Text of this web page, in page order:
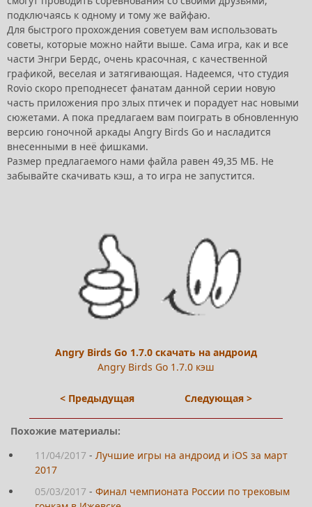
подключаясь к одному и тому же вайфаю.
Для быстрого прохождения советуем вам использовать
советы, которые можно найти выше. Сама игра, как и все
части Энгри Бердс, очень красочная, с качественной
графикой, веселая и затягивающая. Надеемся, что студия
Rovio скоро преподнесет фанатам данной серии новую
часть приложения про злых птичек и порадует нас новыми
сюжетами. А пока предлагаем вам поиграть в обновленную
версию гоночной аркады Angry Birds Go и насладится
внесенными в неё фишками.
Размер предлагаемого нами файла равен 49,35 МБ. Не
забывайте скачивать кэш, а то игра не запустится.
Angry Birds Go 1.7.0 скачать на андроид
Angry Birds Go 1.7.0 кэш
< Предыдущая Следующая >
Похожие материалы:
11/04/2017 - Лучшие игры на андроид и iOS за март
2017
05/03/2017 - Финал чемпионата России по трековым